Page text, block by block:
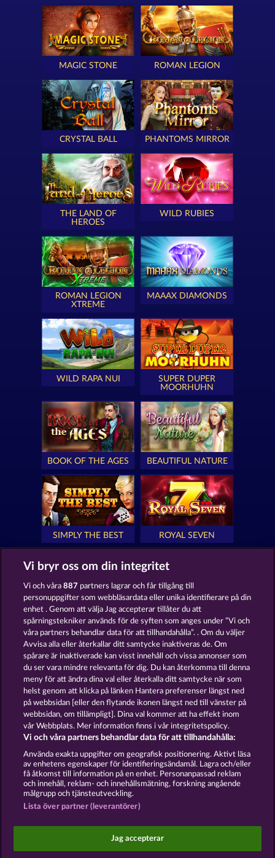
MAGIC STONE ROMAN LEGION
CRYSTAL BALL PHANTOMS MIRROR
THE LAND OF
HEROES
WILD RUBIES
ROMAN LEGION
XTREME
MAAAX DIAMONDS
WILD RAPA NUI
SUPER DUPER
MOORHUHN
BOOK OF THE AGES BEAUTIFUL NATURE
SIMPLY THE BEST ROYAL SEVEN
GOLDEN EI OF
MOORHUHN
FOREVER
DIAMONDS
Visa alla spel
Användarvillkor
Sekretess- och cookiepolicy Avtryck
Om Företaget FAQ
Skicka in en begäran om att ångra köpet
Sociala casinospel är endast avsedda för
underhållningsändamål och har absolut inget
Vi bryr oss om din integritet
Vi och våra887 partners lagrar och får tillgång till
personuppgifter som webbläsardata eller unika identifierare på din
enhet . Genom att välja Jag accepterar tillåter du att
spårningstekniker används för de syften som anges under ”Vi och
våra partners behandlar data för att tillhandahålla”. . Om du väljer
Avvisa alla eller återkallar ditt samtycke inaktiveras de. Om
spårare är inaktiverade kan visst innehåll och vissa annonser som
du ser vara mindre relevanta för dig. Du kan återkomma till denna
meny för att ändra dina val eller återkalla ditt samtycke när som
helst genom att klicka på länken Hantera preferenser längst ned
på webbsidan [eller den flytande ikonen längst ned till vänster på
webbsidan, om tillämpligt]. Dina val kommer att ha effekt inom
vår Webbplats. Mer information finns i vår integritetspolicy.
Vi och våra partners behandlar data för att tillhandahålla:
Använda exakta uppgifter om geografisk positionering. Aktivt läsa
av enhetens egenskaper för identifieringsändamål. Lagra och/eller
få åtkomst till information på en enhet. Personanpassad reklam
och innehåll, reklam- och innehållsmätning, forskning angående
målgrupp och tjänsteutveckling.
Lista över partner (leverantörer)
Jag accepterar